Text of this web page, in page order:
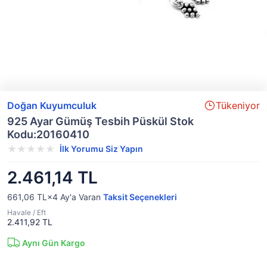
Doğan Kuyumculuk Tükeniyor
925 Ayar Gümüş Tesbih Püskül Stok
Kodu:20160410
İlk Yorumu Siz Yapın
2.461,14 TL
661,06 TL×4 Ay'a Varan Taksit Seçenekleri
Havale / Eft
2.411,92 TL
Aynı Gün Kargo